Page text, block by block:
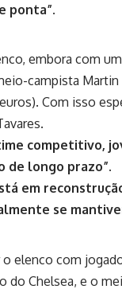
ponta”.
embora com
campista
Com isso
competitivo,
de longo prazo”.
em
se
elenco com
Chelsea, e o